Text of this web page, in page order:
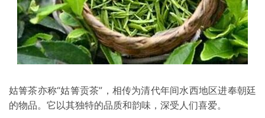
姑箐茶亦称“姑箐贡茶”，相传为清代年间水西地区进奉朝廷
的物品。它以其独特的品质和韵味，深受人们喜爱。